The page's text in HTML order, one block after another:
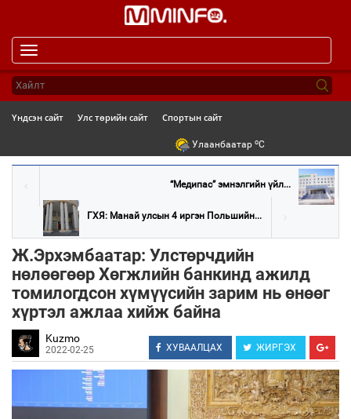
navigation
Үндсэн сайт Улс төрийн сайт Спортын сайт
Улаанбаатар oC
“Медипас” эмнэлгийн үйл...
ГХЯ: Манай улсын 4 иргэн Польшийн...
Ж.Эрхэмбаатар: Улстөрчдийн
нөлөөгөөр Хөгжлийн банкинд ажилд
томилогдсон хүмүүсийн зарим нь өнөөг
хүртэл ажлаа хийж байна
Kuzmo
2022-02-25 ХУВААЛЦАХ ЖИРГЭХ